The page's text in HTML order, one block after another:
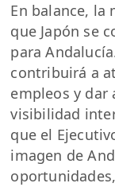
En balance, la
que Japón se
para
contribuirá a
empleos y dar
visibilidad
que el
imagen de